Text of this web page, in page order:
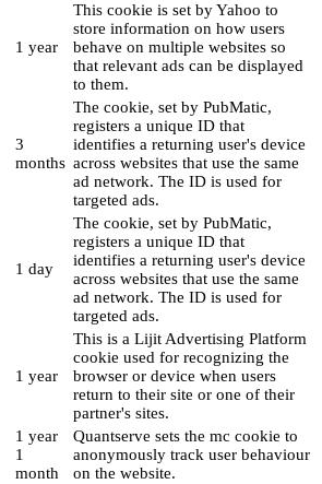
1 year
This cookie is set by Yahoo to
store information on how users
behave on multiple websites so
that relevant ads can be displayed
to them.
3
months
The cookie, set by PubMatic,
registers a unique ID that
identifies a returning user's device
across websites that use the same
ad network. The ID is used for
targeted ads.
1 day
The cookie, set by PubMatic,
registers a unique ID that
identifies a returning user's device
across websites that use the same
ad network. The ID is used for
targeted ads.
1 year
This is a Lijit Advertising Platform
cookie used for recognizing the
browser or device when users
return to their site or one of their
partner's sites.
1 year
1
month
Quantserve sets the mc cookie to
anonymously track user behaviour
on the website.